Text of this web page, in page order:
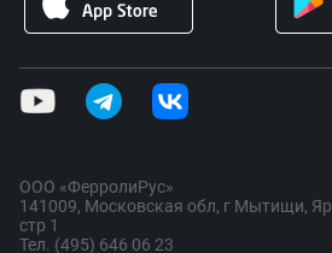
ООО «ФерролиРус»
141009, Московская обл, г Мытищи,
стр 1
Тел. (495) 646 06 23